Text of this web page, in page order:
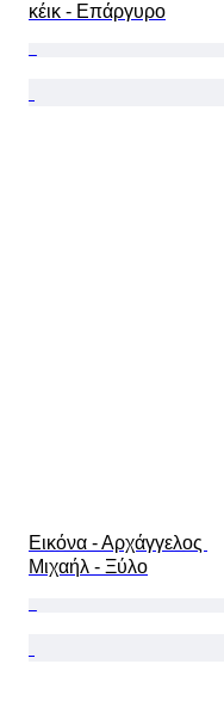
κέικ - Επάργυρο
Εικόνα - Αρχάγγελος
Μιχαήλ - Ξύλο